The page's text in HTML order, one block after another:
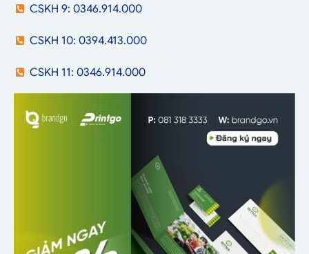
CSKH 9: 0346.914.000
CSKH 10: 0394.413.000
CSKH 11: 0346.914.000